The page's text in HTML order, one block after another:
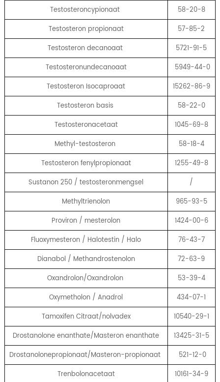
Testosteroncypionaat
58-20-8
Testosteron propionaat
57-85-2
Testosteron decanoaat
5721-91-5
Testosteronundecanoaat
5949-44-0
Testosteron Isocaproaat
15262-86-9
Testosteron basis
58-22-0
Testosteronacetaat
1045-69-8
Methyl-testosteron
58-18-4
Testosteron fenylpropionaat
1255-49-8
Sustanon 250 / testosteronmengsel
/
Methyltrienolon
965-93-5
Proviron / mesterolon
1424-00-6
Fluoxymesteron / Halotestin / Halo
76-43-7
Dianabol / Methandrostenolon
72-63-9
Oxandrolon/Oxandrolon
53-39-4
Oxymetholon / Anadrol
434-07-1
Tamoxifen Citraat/nolvadex
10540-29-1
Drostanolone enanthate/Masteron enanthate
13425-31-5
Drostanolonepropionaat/Masteron-propionaat
521-12-0
Trenbolonacetaat
10161-34-9